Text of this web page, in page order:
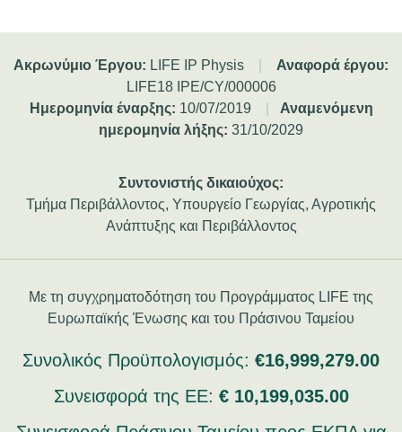
Ακρωνύμιο Έργου: LIFE IP Physis
Αναφορά έργου:
LIFE18 IPE/CY/000006
Ημερομηνία έναρξης: 10/07/2019
Αναμενόμενη
ημερομηνία λήξης: 31/10/2029
Συντονιστής δικαιούχος:
Τμήμα Περιβάλλοντος, Υπουργείο Γεωργίας, Αγροτικής
Ανάπτυξης και Περιβάλλοντος
Με τη συγχρηματοδότηση του Προγράμματος LIFE της
Ευρωπαϊκής Ένωσης και του Πράσινου Ταμείου
Συνολικός Προϋπολογισμός: €16,999,279.00
Συνεισφορά της ΕΕ: € 10,199,035.00